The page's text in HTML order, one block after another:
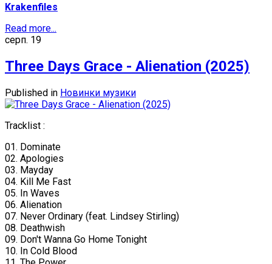
Krakenfiles
Read more...
серп. 19
Three Days Grace - Alienation (2025)
Published in Новинки музики
Tracklist :
01. Dominate
02. Apologies
03. Mayday
04. Kill Me Fast
05. In Waves
06. Alienation
07. Never Ordinary (feat. Lindsey Stirling)
08. Deathwish
09. Don't Wanna Go Home Tonight
10. In Cold Blood